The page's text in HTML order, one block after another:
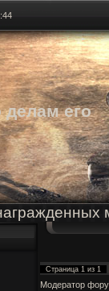
его
Страница 1 из 1
Модератор